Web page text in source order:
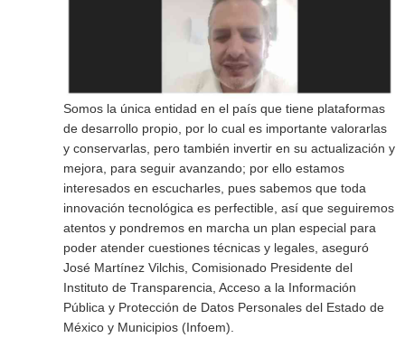
Somos la única entidad en el país que tiene plataformas
de desarrollo propio, por lo cual es importante valorarlas
y conservarlas, pero también invertir en su actualización y
mejora, para seguir avanzando; por ello estamos
interesados en escucharles, pues sabemos que toda
innovación tecnológica es perfectible, así que seguiremos
atentos y pondremos en marcha un plan especial para
poder atender cuestiones técnicas y legales, aseguró
José Martínez Vilchis, Comisionado Presidente del
Instituto de Transparencia, Acceso a la Información
Pública y Protección de Datos Personales del Estado de
México y Municipios (Infoem).